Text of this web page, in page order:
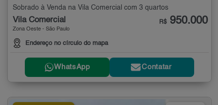
Sobrado à Venda na Vila Comercial com 3 quartos
Vila Comercial
Zona Oeste - São Paulo
Endereço no círculo do mapa
R$ 950.000
WhatsApp Contatar